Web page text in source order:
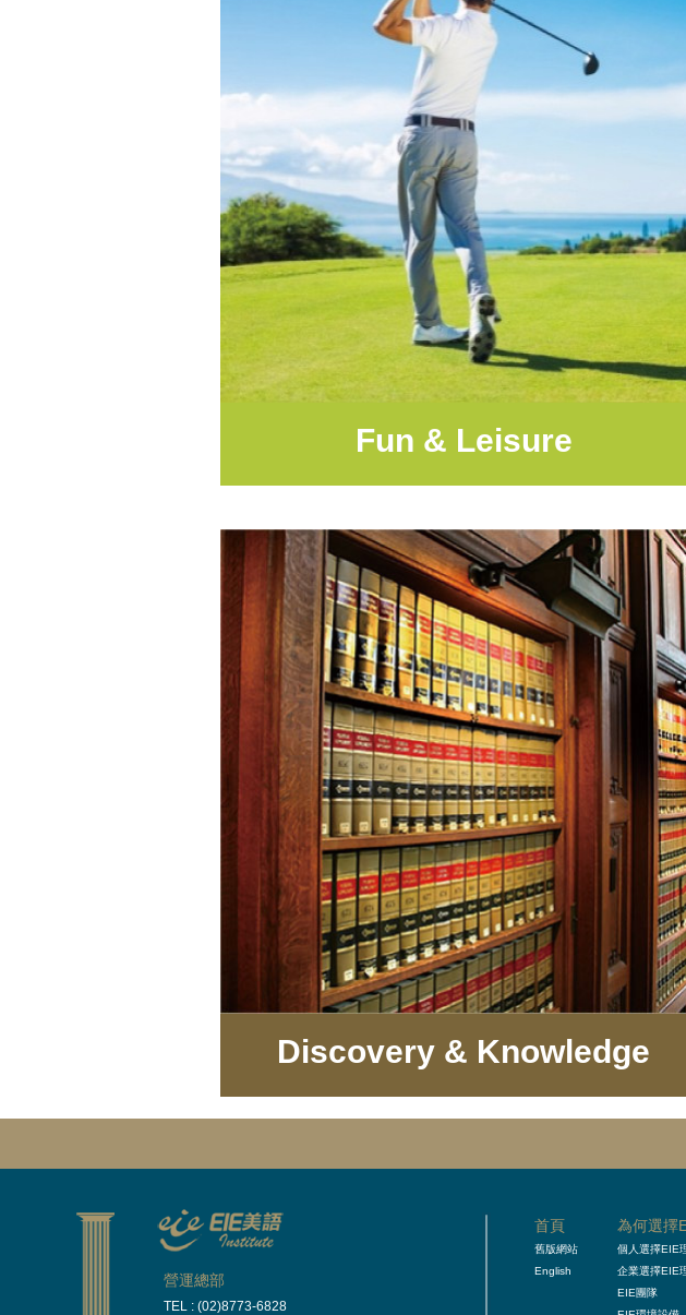
Fun & Leisure
Discovery & Knowledge
營運總部
TEL : (02)8773-6828
首頁
舊版網站
English
為何選擇
個人選擇EIE
企業選擇EIE
EIE團隊